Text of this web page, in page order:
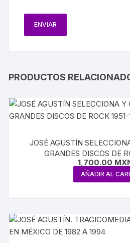
PRODUCTOS
JOSÉ AGUSTÍN
GRANDES DISCOS DE
1,700.00
AÑADIR AL